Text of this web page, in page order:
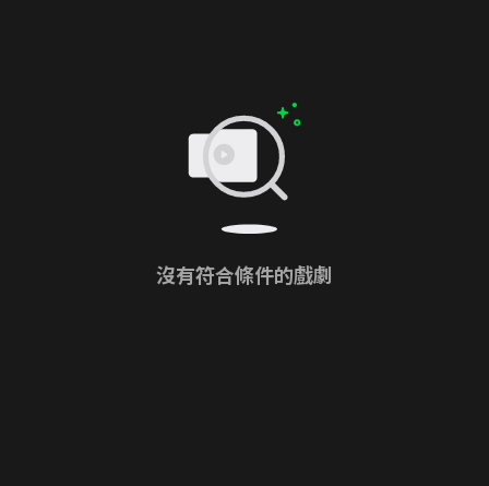
沒有符合條件的戲劇